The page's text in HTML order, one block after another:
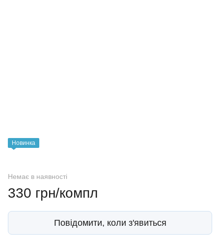
Новинка
Немає в наявності
330 грн/компл
Повідомити, коли з'явиться